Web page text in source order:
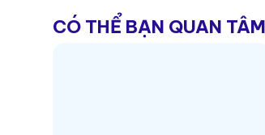
CÓ THỂ BẠN QUAN TÂM